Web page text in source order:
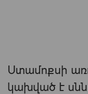
Ստամոքսի
կախված է